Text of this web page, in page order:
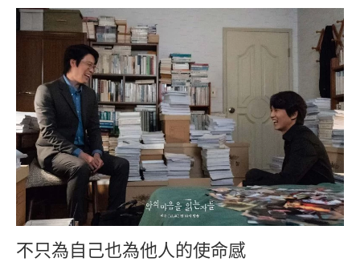
不只為自己也為他人的使命感